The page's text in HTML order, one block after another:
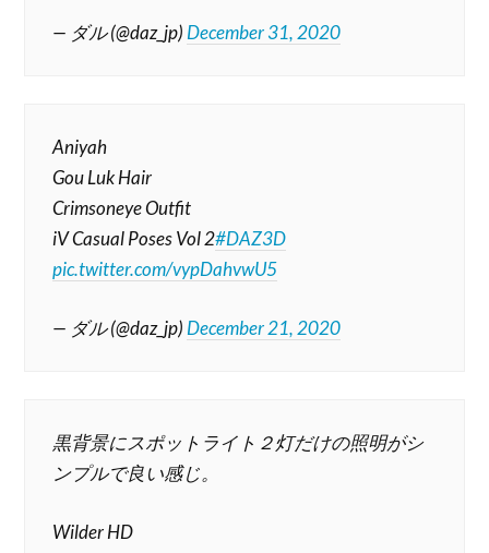
— ダル (@daz_jp) December 31, 2020
Aniyah
Gou Luk Hair
Crimsoneye Outfit
iV Casual Poses Vol 2#DAZ3D
pic.twitter.com/vypDahvwU5
— ダル (@daz_jp) December 21, 2020
黒背景にスポットライト２灯だけの照明がシ
ンプルで良い感じ。
Wilder HD